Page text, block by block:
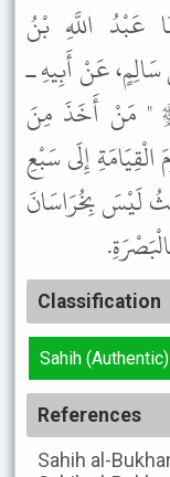
عَبْدُ اللَّهِ بْنُ
عَنْ أَبِيهِ ـ
ﷺ " مَنْ أَخَذَ مِنَ
إِلَى سَبْعِ
لَيْسَ بِخُرَاسَانَ
Classification
Sahih (Authentic)
References
Sahih al-